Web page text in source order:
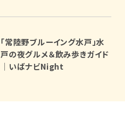
「常陸野ブルーイング水戸」水
戸の夜グルメ＆飲み歩きガイド
｜いばナビNight